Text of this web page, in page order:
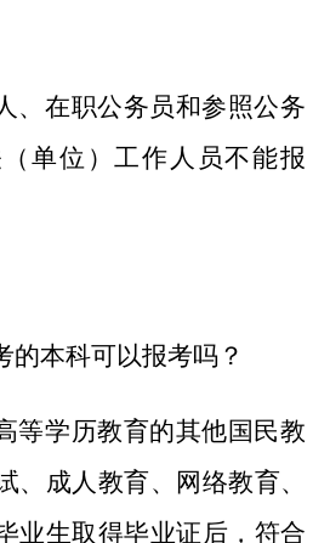
、在职公务员和参照公务
单位）工作人员不能报
的本科可以报考吗？
等学历教育的其他国民教
、成人教育、网络教育、
业生取得毕业证后，符合